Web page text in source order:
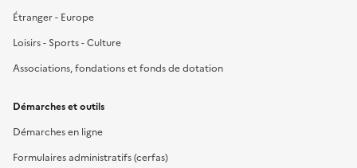
Étranger - Europe
Loisirs - Sports - Culture
Associations, fondations et fonds de dotation
Démarches et outils
Démarches en ligne
Formulaires administratifs (cerfas)